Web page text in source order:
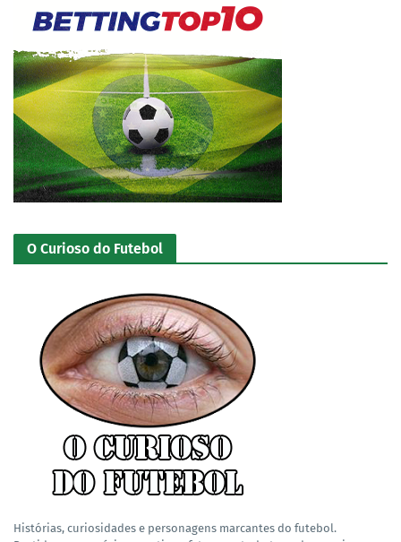
O Curioso do Futebol
Histórias, curiosidades e personagens marcantes do futebol.